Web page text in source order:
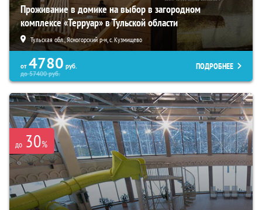
Проживание в домике на выбор в загородном
комплексе «Терруар» в Тульской области
Тульская обл., Ясногорский р-н, с. Кузмищево
от 4780 руб.
до57400руб.
ПОДРОБНЕЕ
до 30%